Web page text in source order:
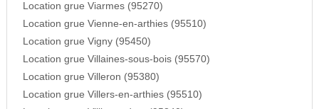
Location grue Viarmes (95270)
Location grue Vienne-en-arthies (95510)
Location grue Vigny (95450)
Location grue Villaines-sous-bois (95570)
Location grue Villeron (95380)
Location grue Villers-en-arthies (95510)